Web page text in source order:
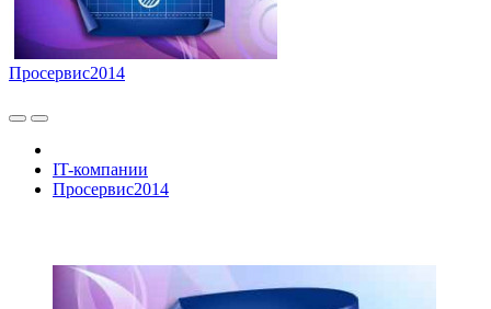
Просервис2014
IT-компании
Просервис2014